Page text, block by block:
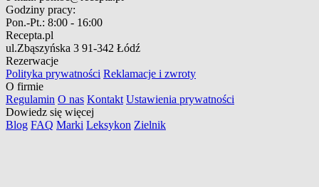
Godziny pracy:
Pon.-Pt.: 8:00 - 16:00
Recepta.pl
ul.Zbąszyńska 3 91-342 Łódź
Rezerwacje
Polityka prywatności Reklamacje i zwroty
O firmie
Regulamin O nas Kontakt Ustawienia prywatności
Dowiedz się więcej
Blog FAQ Marki Leksykon Zielnik